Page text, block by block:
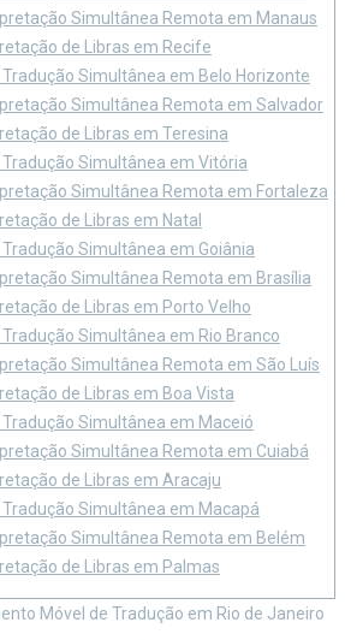
Simultânea Remota em Manaus
de Libras em Recife
Simultânea em Belo Horizonte
Simultânea Remota em Salvador
de Libras em Teresina
Simultânea em Vitória
Simultânea Remota em Fortaleza
de Libras em Natal
Simultânea em Goiânia
Simultânea Remota em Brasília
de Libras em Porto Velho
Simultânea em Rio Branco
Simultânea Remota em São Luís
de Libras em Boa Vista
Simultânea em Maceió
Simultânea Remota em Cuiabá
de Libras em Aracaju
Simultânea em Macapá
Simultânea Remota em Belém
de Libras em Palmas
Móvel de Tradução em Rio de Janeiro